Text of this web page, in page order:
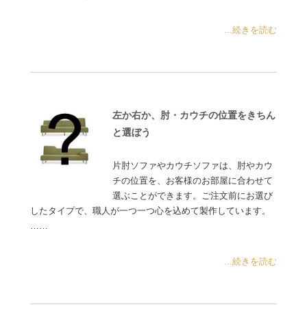
...続きを読む
左か右か、肘・カウチの位置をきちん
と選ぼう
片肘ソファやカウチソファは、肘やカウ
チの位置を、お客様のお部屋に合わせて
選ぶことができます。ご注文前にお選び
したタイプで、職人が一つ一つ心を込めて製作しています。
……
...続きを読む